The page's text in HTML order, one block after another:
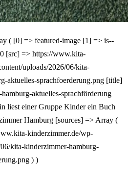
( [0] => featured-image [1] => is--
[src] => https://www.kita-
uploads/2026/06/kita-
aktuelles-sprachfoerderung.png [title]
aktuelles-sprachförderung
liest einer Gruppe Kinder ein Buch
Hamburg [sources] => Array (
kinderzimmer.de/wp-
kita-kinderzimmer-hamburg-
) )